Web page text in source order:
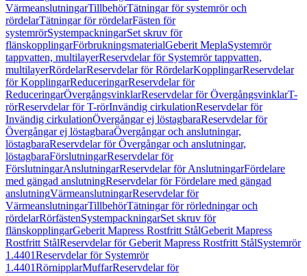
VärmeanslutningarTillbehörTätningar för systemrör och
rördelarTätningar för rördelarFästen för
systemrörSystempackningarSet skruv för
flänskopplingarFörbrukningsmaterialGeberit MeplaSystemrör
tappvatten, multilayerReservdelar för Systemrör tappvatten,
multilayerRördelarReservdelar för RördelarKopplingarReservdelar
för KopplingarReduceringarReservdelar för
ReduceringarÖvergångsvinklarReservdelar för ÖvergångsvinklarT-
rörReservdelar för T-rörInvändig cirkulationReservdelar för
Invändig cirkulationÖvergångar ej löstagbaraReservdelar för
Övergångar ej löstagbaraÖvergångar och anslutningar,
löstagbaraReservdelar för Övergångar och anslutningar,
löstagbaraFörslutningarReservdelar för
FörslutningarAnslutningarReservdelar för AnslutningarFördelare
med gängad anslutningReservdelar för Fördelare med gängad
anslutningVärmeanslutningarReservdelar för
VärmeanslutningarTillbehörTätningar för rörledningar och
rördelarRörfästenSystempackningarSet skruv för
flänskopplingarGeberit Mapress Rostfritt StålGeberit Mapress
Rostfritt StålReservdelar för Geberit Mapress Rostfritt StålSystemrör
1.4401Reservdelar för Systemrör
1.4401RörnipplarMuffarReservdelar för